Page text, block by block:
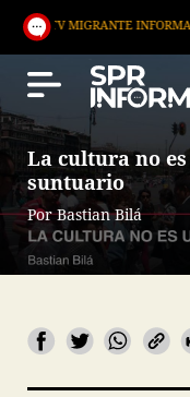
INFORMA
La cultura no
suntuario
Por Bastian Bilá